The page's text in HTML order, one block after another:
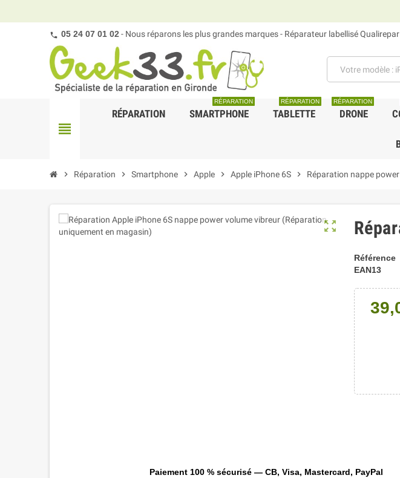
Nous
05 24 07 01 02- Nous réparons les plus grandes marques - Réparateur labellisé
view_headline
RÉPARATION SMARTPHONE
RÉPARATION
TABLETTE
RÉPARATION
DRONE
RÉPARATION
chevron_right Réparation chevron_right Smartphone chevron_right Apple chevron_right Apple iPhone 6S chevron_right Réparation nappe
zoom_out_map
Référence
EAN13
Paiement 100 % sécurisé — CB, Visa, Mastercard, PayPal